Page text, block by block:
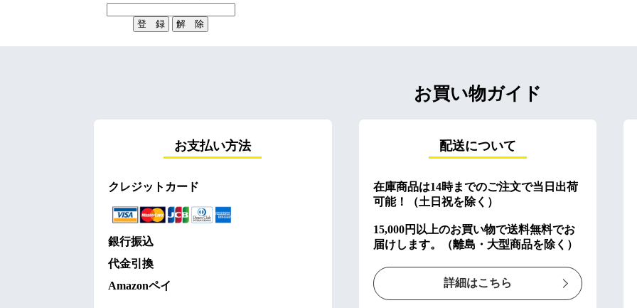
お買い物ガイド
お支払い方法
クレジットカード
銀行振込
代金引換
Amazonペイ
配送について
在庫商品は14時までのご注文で当日出荷
可能！（土日祝を除く）
15,000円以上のお買い物で送料無料でお
届けします。（離島・大型商品を除く）
詳細はこちら